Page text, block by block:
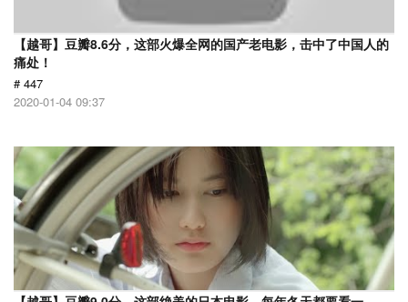
【越哥】豆瓣8.6分，这部火爆全网的国产老电影，击中了中国人的
痛处！
# 447
2020-01-04 09:37